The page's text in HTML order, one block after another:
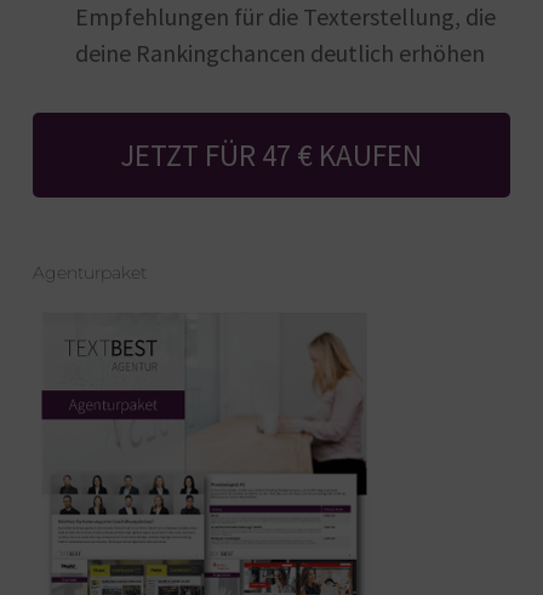
Empfehlungen für die Texterstellung, die
deine Rankingchancen deutlich erhöhen
JETZT FÜR 47 € KAUFEN
Agenturpaket